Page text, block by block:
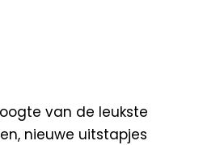
van de leukste
nieuwe uitstapjes